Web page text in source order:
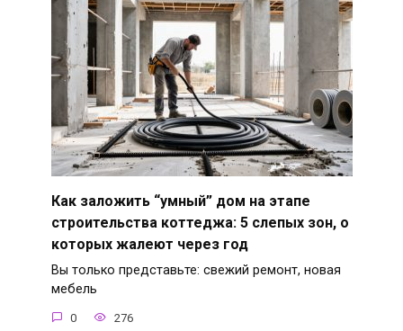
Как заложить “умный” дом на этапе
строительства коттеджа: 5 слепых зон, о
которых жалеют через год
Вы только представьте: свежий ремонт, новая
мебель
0 276